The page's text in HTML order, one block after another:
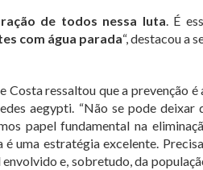
de todos nessa luta. É
com água parada“, destacou a
Costa ressaltou que a prevenção é
aegypti. “Não se pode
papel fundamental na
é uma estratégia excelente.
e, sobretudo, da